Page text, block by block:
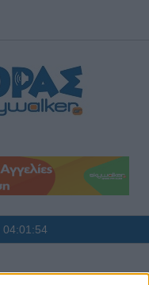
04:01:54